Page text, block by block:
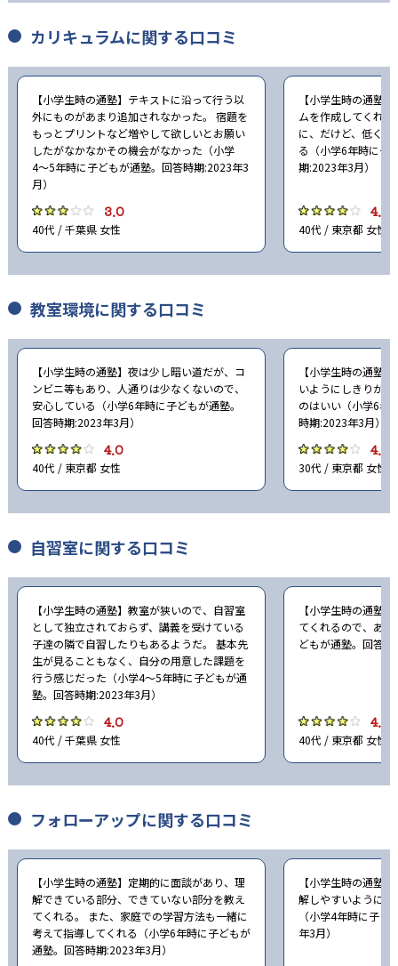
カリキュラムに関する口コミ
【小学生時の通塾】テキストに沿って行う以
外にものがあまり追加されなかった。 宿題を
もっとプリントなど増やして欲しいとお願い
したがなかなかその機会がなかった（小学
4〜5年時に子どもが通塾。回答時期:2023年3
月）
3.0
40代 / 千葉県 女性
【小学生時の通塾
ムを作成してくれ
に、だけど、低く
る（小学6年時に子
期:2023年3月）
4.0
40代 / 東京都 女性
教室環境に関する口コミ
【小学生時の通塾】夜は少し暗い道だが、コ
ンビニ等もあり、人通りは少なくないので、
安心している（小学6年時に子どもが通塾。
回答時期:2023年3月）
4.0
40代 / 東京都 女性
【小学生時の通塾
いようにしきりが
のはいい（小学6年
時期:2023年3月）
4.0
30代 / 東京都 女性
自習室に関する口コミ
【小学生時の通塾】教室が狭いので、自習室
として独立されておらず、講義を受けている
子達の隣で自習したりもあるようだ。 基本先
生が見ることもなく、自分の用意した課題を
行う感じだった（小学4〜5年時に子どもが通
塾。回答時期:2023年3月）
4.0
40代 / 千葉県 女性
【小学生時の通塾
てくれるので、あ
どもが通塾。回答
4.0
40代 / 東京都 女性
フォローアップに関する口コミ
【小学生時の通塾】定期的に面談があり、理
解できている部分、できていない部分を教え
てくれる。 また、家庭での学習方法も一緒に
考えて指導してくれる（小学6年時に子どもが
通塾。回答時期:2023年3月）
【小学生時の通塾
解しやすいように
（小学4年時に子
年3月）